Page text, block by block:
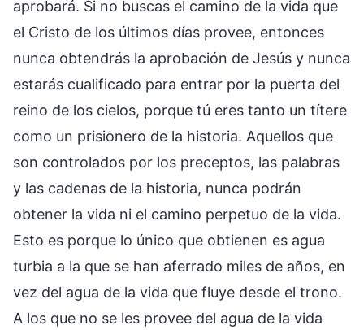
aprobará. Si no buscas el camino de la vida que
el Cristo de los últimos días provee, entonces
nunca obtendrás la aprobación de Jesús y nunca
estarás cualificado para entrar por la puerta del
reino de los cielos, porque tú eres tanto un títere
como un prisionero de la historia. Aquellos que
son controlados por los preceptos, las palabras
y las cadenas de la historia, nunca podrán
obtener la vida ni el camino perpetuo de la vida.
Esto es porque lo único que obtienen es agua
turbia a la que se han aferrado miles de años, en
vez del agua de la vida que fluye desde el trono.
A los que no se les provee del agua de la vida